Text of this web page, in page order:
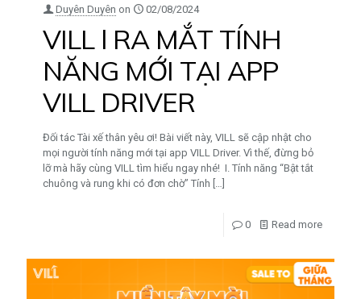
Duyên Duyên on 02/08/2024
VILL l RA MẮT TÍNH
NĂNG MỚI TẠI APP
VILL DRIVER
Đối tác Tài xế thân yêu ơi! Bài viết này, VILL sẽ cập nhật cho
mọi người tính năng mới tại app VILL Driver. Vì thế, đừng bỏ
lỡ mà hãy cùng VILL tìm hiểu ngay nhé! I. Tính năng “Bật tắt
chuông và rung khi có đơn chờ” Tính […]
0 Read more